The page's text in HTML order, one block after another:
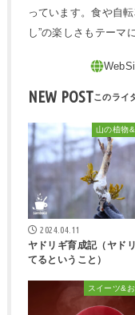
っています。食や自
し”の楽しさもテーマ
NEW POST
山の植物
2024.04.11
ヤドリギ育成記（ヤド
てるということ）
スイーツ&